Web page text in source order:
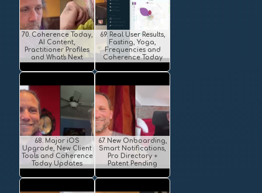
70. Coherence Today,
AI Content,
Practitioner Profiles
and What's Next
69. Real User Results,
Fasting, Yoga,
Frequencies and
Coherence Today
68. Major iOS
Upgrade, New Client
Tools and Coherence
Today Updates
67. New Onboarding,
Smart Notifications,
Pro Directory +
Patent Pending